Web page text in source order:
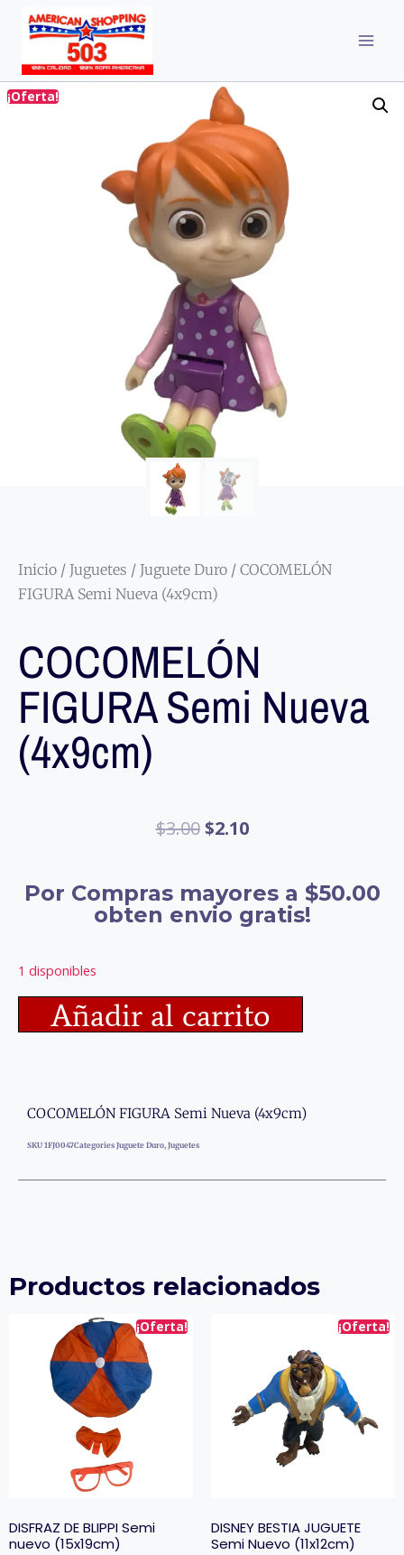
¡Oferta!
Inicio / Juguetes / Juguete Duro / COCOMELÓN
FIGURA Semi Nueva (4x9cm)
COCOMELÓN
FIGURA Semi Nueva
(4x9cm)
$3.00 $2.10
Por Compras mayores a $50.00
obten envio gratis!
1 disponibles
Añadir al carrito
COCOMELÓN FIGURA Semi Nueva (4x9cm)
SKU 1FJ0047Categories Juguete Duro, Juguetes
Productos relacionados
¡Oferta!
DISFRAZ DE BLIPPI Semi
nuevo (15x19cm)
¡Oferta!
DISNEY BESTIA JUGUETE
Semi Nuevo (11x12cm)